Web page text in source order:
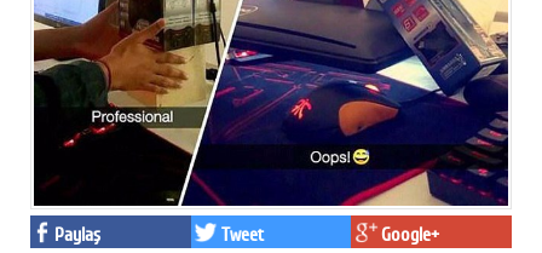
Paylaş Tweet Google+